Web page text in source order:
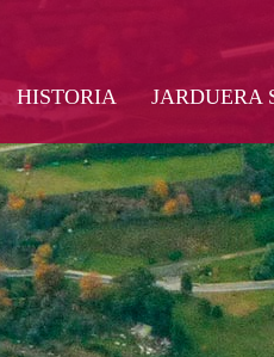
HISTORIA JARDUERA